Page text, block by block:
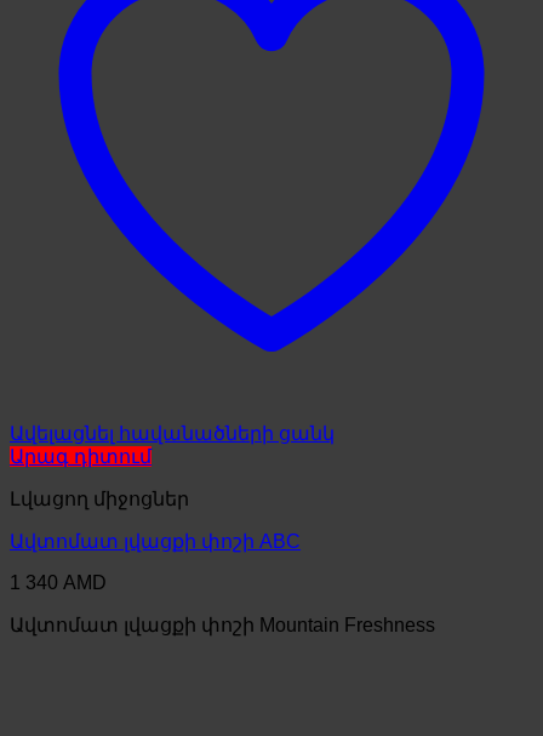
Ավելացնել հավանածների ցանկ
Արագ դիտում
Լվացող միջոցներ
Ավտոմատ լվացքի փոշի ABC
1 340 AMD
Ավտոմատ լվացքի փոշի Mountain Freshness